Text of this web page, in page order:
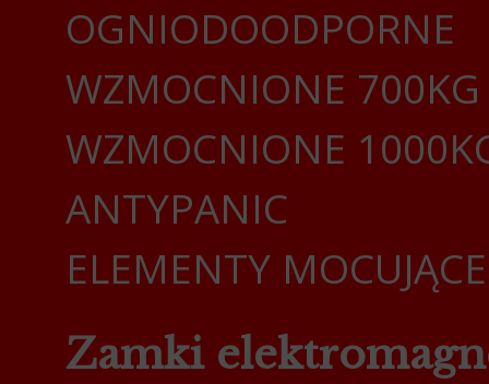
OGNIODOODPORNE
WZMOCNIONE 700KG
WZMOCNIONE
ANTYPANIC
ELEMENTY MOCUJĄCE
Zamki